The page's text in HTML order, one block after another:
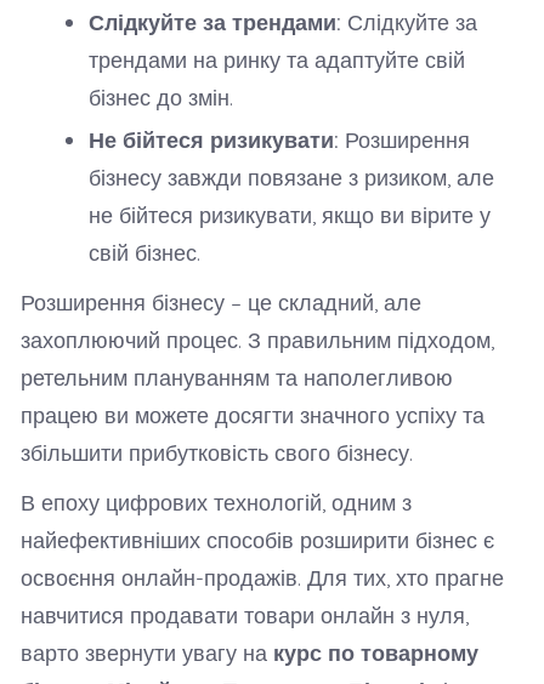
Слідкуйте за трендами: Слідкуйте за
трендами на ринку та адаптуйте свій
бізнес до змін.
Не бійтеся ризикувати: Розширення
бізнесу завжди повязане з ризиком, але
не бійтеся ризикувати, якщо ви вірите у
свій бізнес.
Розширення бізнесу – це складний, але
захоплюючий процес. З правильним підходом,
ретельним плануванням та наполегливою
працею ви можете досягти значного успіху та
збільшити прибутковість свого бізнесу.
В епоху цифрових технологій, одним з
найефективніших способів розширити бізнес є
освоєння онлайн-продажів. Для тих, хто прагне
навчитися продавати товари онлайн з нуля,
варто звернути увагу на курс по товарному